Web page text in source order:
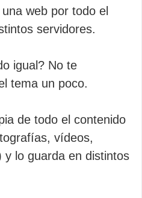
web por todo el
servidores.
igual? No te
tema un poco.
de todo el contenido
vídeos,
lo guarda en distintos